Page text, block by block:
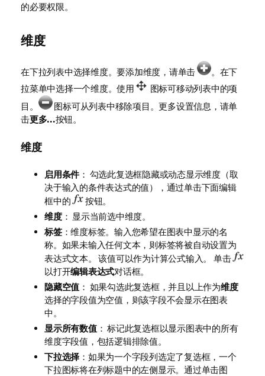
的必要权限。
维度
在下拉列表中选择维度。要添加维度，请单击
。在下
拉菜单中选择一个维度。使用
图标可移动列表中的项
目。
图标可从列表中移除项目。更多设置信息，请单
击更多...按钮。
维度
启用条件： 勾选此复选框隐藏或动态显示维度（取
决于输入的条件表达式的值），通过单击下面编辑
框中的
按钮。
维度： 显示当前选中维度。
标签：维度标签。输入您希望在图表中显示的名
称。如果未输入任何文本，则标签将被自动设置为
表达式文本。 该值可以作为计算公式输入。 单击
以打开编辑表达式对话框。
隐藏空值 ： 如果勾选此复选框，并且以上作为维度
选择的字段值为空值，则该字段不会显示在图表
中。
显示所有数值： 标记此复选框以显示图表中的所有
维度字段值，包括逻辑排除值。
下拉选择 ：如果为一个字段列选定了复选框，一个
下拉图标将在列标题中的左侧显示。通过单击图